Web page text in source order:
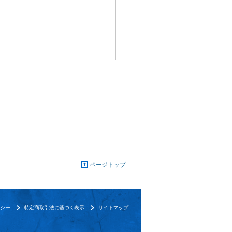
ページトップ
サイトマップ
特定商取引法に基づく表示
ー